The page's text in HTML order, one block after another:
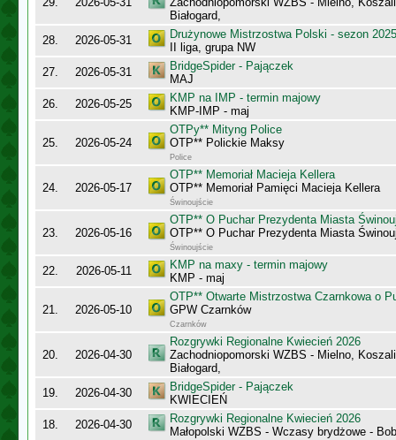
Białogard,
28.
2026-05-31
Drużynowe Mistrzostwa Polski - sezon
II liga, grupa NW
27.
2026-05-31
BridgeSpider - Pajączek
MAJ
26.
2026-05-25
KMP na IMP - termin majowy
KMP-IMP - maj
25. 2026-05-24
OTPy** Mityng Police
OTP** Polickie Maksy
Police
24. 2026-05-17
OTP** Memoriał Macieja Kellera
OTP** Memoriał Pamięci Macieja Kellera
Świnoujście
23. 2026-05-16
OTP** O Puchar Prezydenta Miasta
OTP** O Puchar Prezydenta Miasta
Świnoujście
22. 2026-05-11
KMP na maxy - termin majowy
KMP - maj
21. 2026-05-10
OTP** Otwarte Mistrzostwa Czarnkowa o
GPW Czarnków
Czarnków
20. 2026-04-30
Rozgrywki Regionalne Kwiecień 2026
Zachodniopomorski WZBS - Mielno,
Białogard,
19.
2026-04-30
BridgeSpider - Pajączek
KWIECIEŃ
18.
2026-04-30
Rozgrywki Regionalne Kwiecień 2026
Małopolski WZBS - Wczasy brydżowe -